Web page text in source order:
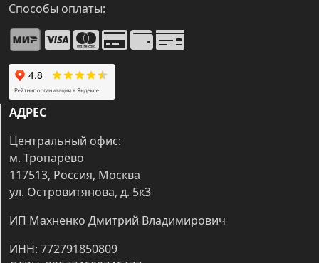
Способы оплаты:
АДРЕС
Центральный офис:
м. Тропарёво
117513, Россия, Москва
ул. Островитянова, д. 5к3
ИП Махненко Дмитрий Владимирович
ИНН: 772791850809